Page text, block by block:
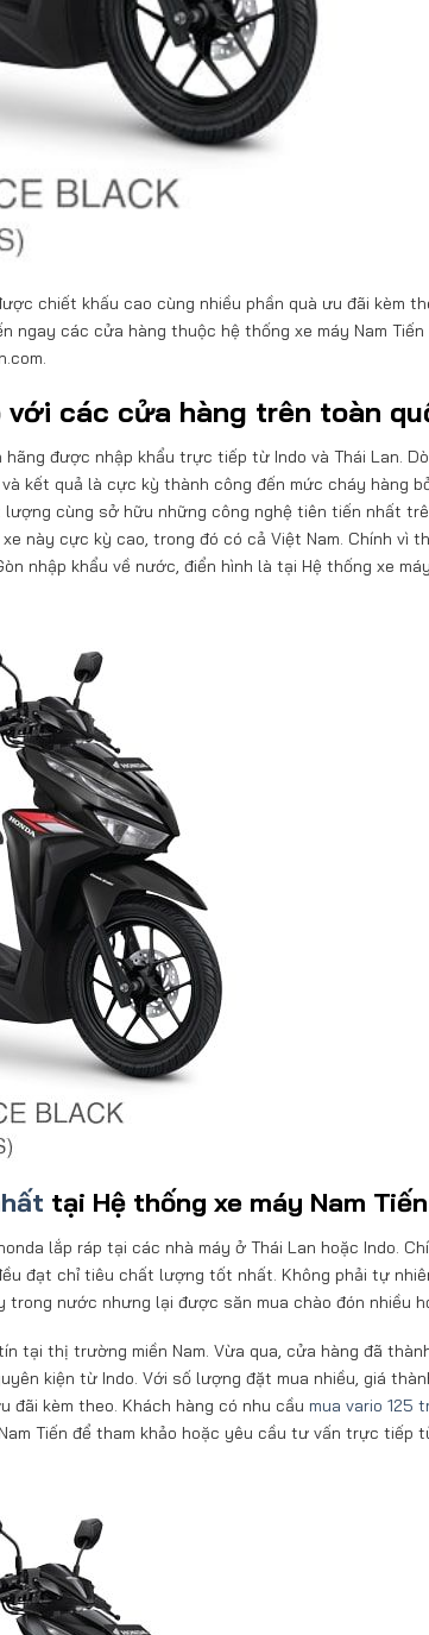
chiết khấu cao cùng nhiều phần quà ưu đãi kèm
ngay các cửa hàng thuộc hệ thống xe máy Nam Tiến
với các cửa hàng trên toàn
hãng được nhập khẩu trực tiếp từ Indo và Thái Lan.
kết quả là cực kỳ thành công đến mức cháy hàng
cùng sở hữu những công nghệ tiên tiến nhất
này cực kỳ cao, trong đó có cả Việt Nam. Chính vì
nhập khẩu về nước, điển hình là tại Hệ thống xe
tại Hệ thống xe máy Nam Tiến
lắp ráp tại các nhà máy ở Thái Lan hoặc Indo.
đạt chỉ tiêu chất lượng tốt nhất. Không phải tự
trong nước nhưng lại được săn mua chào đón nhiều
tại thị trường miền Nam. Vừa qua, cửa hàng đã
kiện từ Indo. Với số lượng đặt mua nhiều, giá
đãi kèm theo. Khách hàng có nhu cầu mua vario 125
Tiến để tham khảo hoặc yêu cầu tư vấn trực tiếp